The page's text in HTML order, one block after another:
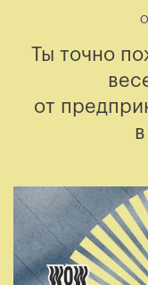
Ты точно
от